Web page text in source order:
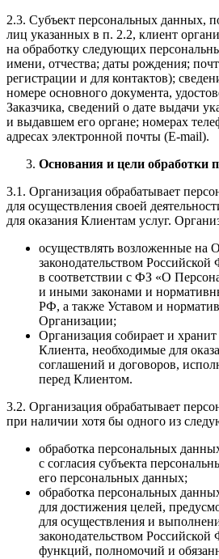
2.3. Субъект персональных данных,
лиц указанных в п. 2.2, клиент
на обработку следующих
имени, отчества; даты рождения;
регистрации и для контактов);
номере основного документа,
Заказчика, сведений о дате выдачи
и выдавшем его органе; номерах
адресах электронной почты (E-mail).
Основания и цели обработки
3.1. Организация обрабатывает
для осуществления своей
для оказания Клиентам услуг.
осуществлять возложенные на
законодательством
в соответствии с ФЗ «О
и иными законами и
РФ, а также Уставом и
Организации;
Организация собирает и
Клиента, необходимые для
соглашений и договоров,
перед Клиентом.
3.2. Организация обрабатывает
при наличии хотя бы одного из
обработка персональных
с согласия субъекта
его персональных данных;
обработка персональных
для достижения целей,
для осуществления и
законодательством
функций, полномочий и